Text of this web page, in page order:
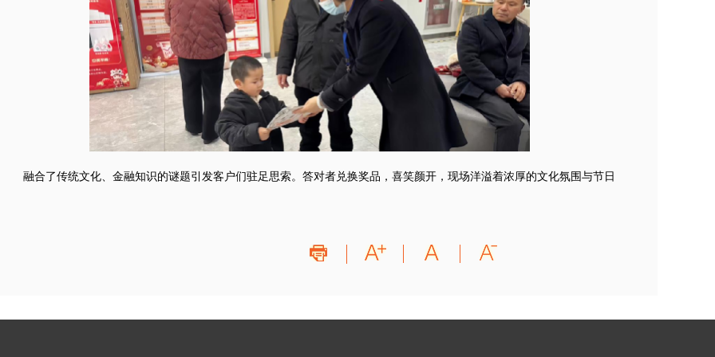
融合了传统文化、金融知识的谜题引发客户们驻足思索。答对者兑换奖品，喜笑颜开，现场洋溢着浓厚的文化氛围与节日